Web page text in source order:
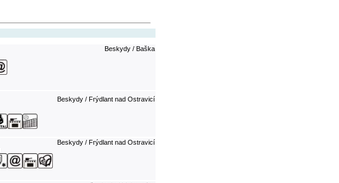
Beskydy / Baška
Beskydy / Frýdlant nad Ostravicí
Beskydy / Frýdlant nad Ostravicí